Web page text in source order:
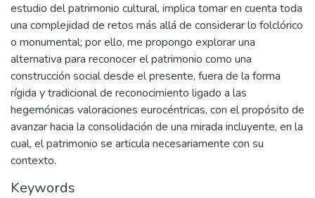
estudio del patrimonio cultural, implica tomar en cuenta toda
una complejidad de retos más allá de considerar lo folclórico
o monumental; por ello, me propongo explorar una
alternativa para reconocer el patrimonio como una
construcción social desde el presente, fuera de la forma
rígida y tradicional de reconocimiento ligado a las
hegemónicas valoraciones eurocéntricas, con el propósito de
avanzar hacia la consolidación de una mirada incluyente, en la
cual, el patrimonio se articula necesariamente con su
contexto.
Keywords